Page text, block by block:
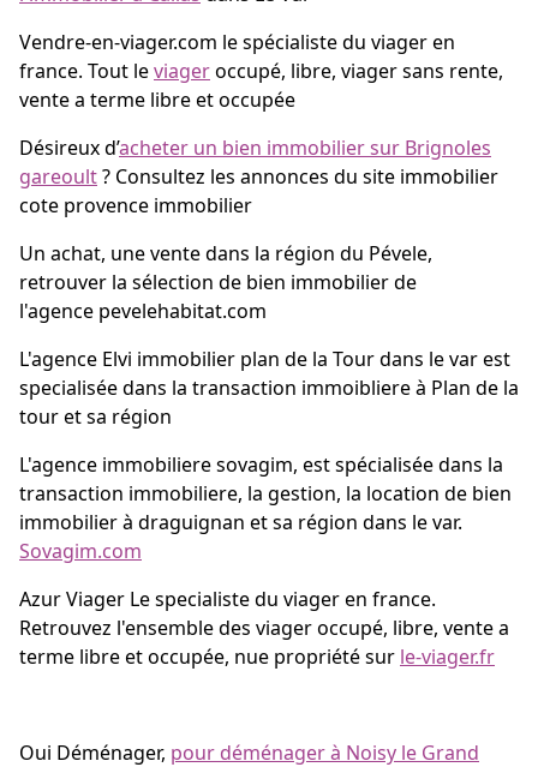
Vendre-en-viager.com le spécialiste du viager en
france. Tout leviageroccupé, libre, viager sans rente,
vente a terme libre et occupée
Désireux d’acheter un bien immobilier sur Brignoles
gareoult? Consultez les annonces du site immobilier
cote provence immobilier
Un achat, une vente dans la région du Pévele,
retrouver la sélection de bien immobilier de
l'agence pevelehabitat.com
L'agence Elvi immobilier plan de la Tour dans le var est
specialisée dans la transaction immoibliere à Plan de la
tour et sa région
L'agence immobiliere sovagim, est spécialisée dans la
transaction immobiliere, la gestion, la location de bien
immobilier à draguignan et sa région dans le var.
Sovagim.com
Azur Viager Le specialiste du viager en france.
Retrouvez l'ensemble des viager occupé, libre, vente a
terme libre et occupée, nue propriété sur le-viager.fr
Oui Déménager, pour déménager à Noisy le Grand